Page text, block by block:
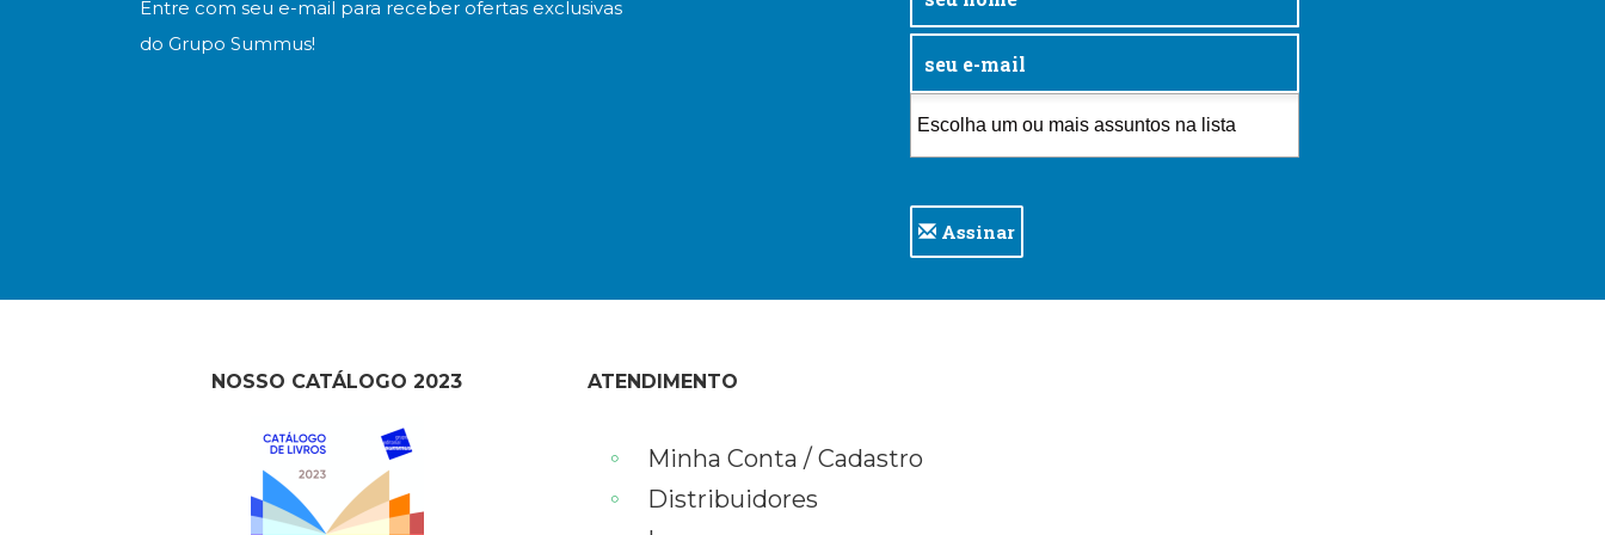
Entre com seu e-mail para receber ofertas exclusivas
do Grupo Summus!
Assinar
NOSSO CATÁLOGO 2023 ATENDIMENTO
Minha Conta / Cadastro
Distribuidores